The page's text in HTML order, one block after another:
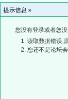
提示信息 »
您没有登录或者您
读取数据错误,
您还不是论坛